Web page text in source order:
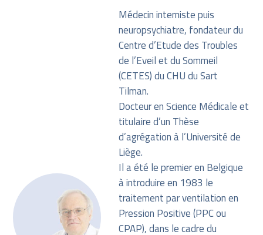
Médecin interniste puis
neuropsychiatre, fondateur du
Centre d’Etude des Troubles
de l’Eveil et du Sommeil
(CETES) du CHU du Sart
Tilman.
Docteur en Science Médicale et
titulaire d’un Thèse
d’agrégation à l’Université de
Liège.
Il a été le premier en Belgique
à introduire en 1983 le
traitement par ventilation en
Pression Positive (PPC ou
CPAP), dans le cadre du